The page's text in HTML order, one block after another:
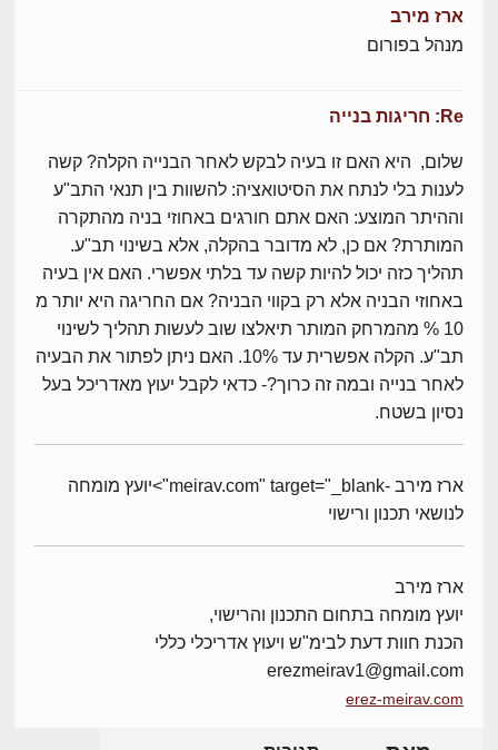
ארז מירב
מנהל בפורום
Re: חריגות בנייה
שלום, היא האם זו בעיה לבקש לאחר הבנייה הקלה? קשה
לענות בלי לנתח את הסיטואציה: להשוות בין תנאי התב"ע
וההיתר המוצע: האם אתם חורגים באחוזי בניה מהתקרה
המותרת? אם כן, לא מדובר בהקלה, אלא בשינוי תב"ע.
תהליך כזה יכול להיות קשה עד בלתי אפשרי. האם אין בעיה
באחוזי הבניה אלא רק בקווי הבניה? אם החריגה היא יותר מ
10 % מהמרחק המותר תיאלצו שוב לעשות תהליך לשינוי
תב"ע. הקלה אפשרית עד 10%. האם ניתן לפתור את הבעיה
לאחר בנייה ובמה זה כרוך?- כדאי לקבל יעוץ מאדריכל בעל
נסיון בשטח.
ארז מירב -meirav.com" target="_blank">יועץ מומחה
לנושאי תכנון ורישוי
ארז מירב
יועץ מומחה בתחום התכנון והרישוי,
הכנת חוות דעת לבימ"ש ויעוץ אדריכלי כללי
erezmeirav1@gmail.com
erez-meirav.com